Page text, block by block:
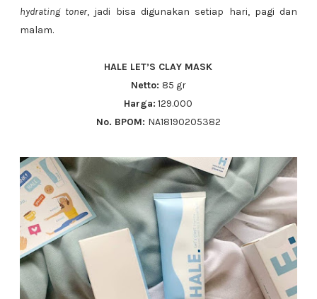
hydrating toner, jadi bisa digunakan setiap hari, pagi dan
malam.
HALE LET’S CLAY MASK
Netto: 85 gr
Harga: 129.000
No. BPOM: NA18190205382